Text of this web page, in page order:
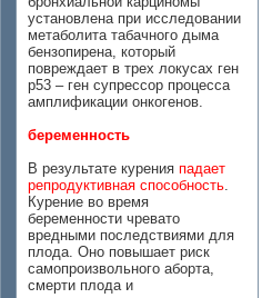
установлена при исследовании
метаболита табачного дыма
бензопирена, который
повреждает в трех локусах ген
р53 – ген супрессор процесса
амплификации онкогенов.
беременность
В результате курения падает
репродуктивная способность.
Курение во время
беременности чревато
вредными последствиями для
плода. Оно повышает риск
самопроизвольного аборта,
смерти плода и